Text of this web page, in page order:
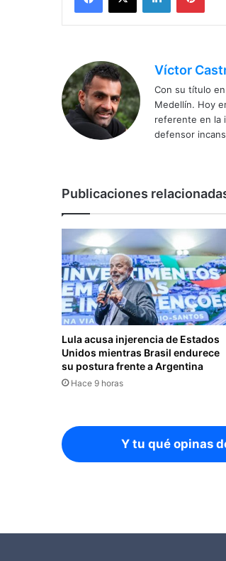
Víctor
Con su título
Medellín. Hoy
referente en la
defensor
Publicaciones
Lula acusa injerencia de Estados
Unidos mientras Brasil endurece
su postura frente a Argentina
Hace 9 horas
Y tu qué opinas